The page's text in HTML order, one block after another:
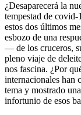
¿Desaparecerá la
tempestad de
estos dos últimos
esbozo de una
— de los cruceros,
pleno viaje de
nos fascina. ¿Por
internacionales han
tema y mostrado
infortunio de esos